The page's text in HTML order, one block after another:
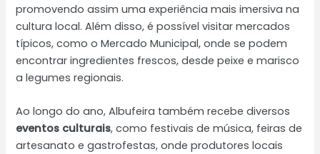
promovendo assim uma experiência mais imersiva na
cultura local. Além disso, é possível visitar mercados
típicos, como o Mercado Municipal, onde se podem
encontrar ingredientes frescos, desde peixe e marisco
a legumes regionais.
Ao longo do ano, Albufeira também recebe diversos
eventos culturais, como festivais de música, feiras de
artesanato e gastrofestas, onde produtores locais